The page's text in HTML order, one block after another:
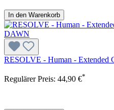
In den Warenkorb
RESOLVE - Human - Extended
Regulärer Preis: 44,90 €*